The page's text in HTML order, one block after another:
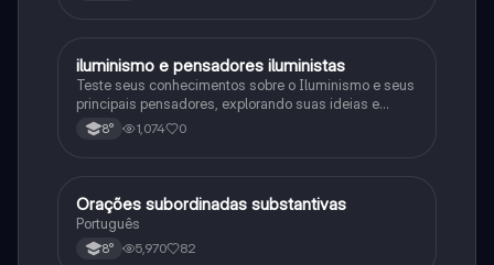
História
iluminismo e pensadores iluministas
Teste seus conhecimentos sobre o Iluminismo e seus
principais pensadores, explorando suas ideias e
impacto histórico.
8° 1,074 0
Português
Orações subordinadas substantivas
Português
8° 5,970 82